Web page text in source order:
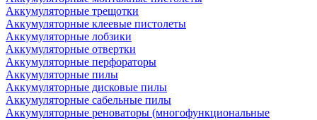
Аккумуляторные трещотки
Аккумуляторные клеевые пистолеты
Аккумуляторные лобзики
Аккумуляторные отвертки
Аккумуляторные перфораторы
Аккумуляторные пилы
Аккумуляторные дисковые пилы
Аккумуляторные сабельные пилы
Аккумуляторные реноваторы (многофункциональные